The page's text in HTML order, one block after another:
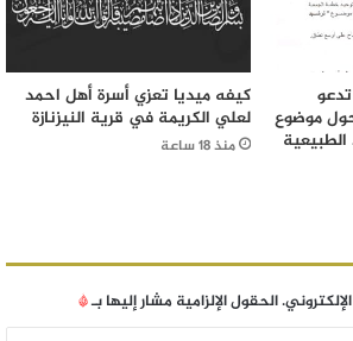
موضوع
كيفه ميديا تعزي أسرة أهل احمد
لعلي الكريمة في قرية النيزنازة
منذ 18 ساعة
الحقول الإلزامية مشار إليها بـ*